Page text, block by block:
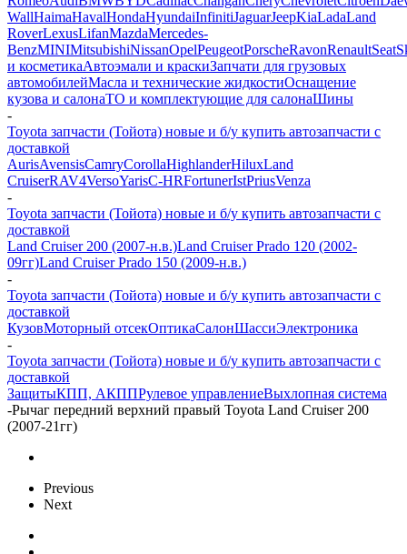
WallHaimaHavalHondaHyundaiInfinitiJaguarJeepKiaLadaLand
RoverLexusLifanMazdaMercedes-
BenzMINIMitsubishiNissanOpelPeugeotPorscheRavonRenaultSeat
и косметикаАвтоэмали и краскиЗапчати для грузовых
автомобилейМасла и технические жидкостиОснащение
кузова и салонаТО и комплектующие для салонаШины
-
Toyota запчасти (Тойота) новые и б/у купить автозапчасти с
доставкой
AurisAvensisCamryCorollaHighlanderHiluxLand
CruiserRAV4VersoYarisC-HRFortunerIstPriusVenza
-
Toyota запчасти (Тойота) новые и б/у купить автозапчасти с
доставкой
Land Cruiser 200 (2007-н.в.)Land Cruiser Prado 120 (2002-
09гг)Land Cruiser Prado 150 (2009-н.в.)
-
Toyota запчасти (Тойота) новые и б/у купить автозапчасти с
доставкой
КузовМоторный отсекОптикаСалонШассиЭлектроника
-
Toyota запчасти (Тойота) новые и б/у купить автозапчасти с
доставкой
ЗащитыКПП, АКППРулевое управлениеВыхлопная система
-Рычаг передний верхний правый Toyota Land Cruiser 200
(2007-21гг)
Previous
Next